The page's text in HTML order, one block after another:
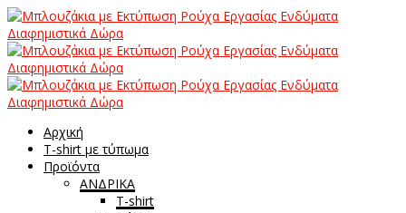
Αρχική
T-shirt με τύπωμα
Προϊόντα
ΑΝΔΡΙΚΑ
T-shirt